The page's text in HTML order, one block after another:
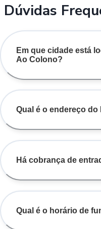
Dúvidas
Em que cidade está
Ao Colono?
Qual é o endereço do
Há cobrança de
Qual é o horário de